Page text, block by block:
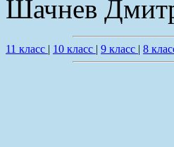
Шачнев
11 класс | 10 класс | 9 класс | 8